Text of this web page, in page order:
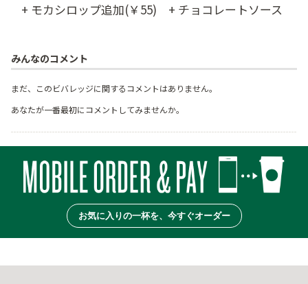
+ モカシロップ追加(￥55) + チョコレートソース
みんなのコメント
まだ、このビバレッジに関するコメントはありません。
あなたが一番最初にコメントしてみませんか。
お気に入りの一杯を、今すぐオーダー